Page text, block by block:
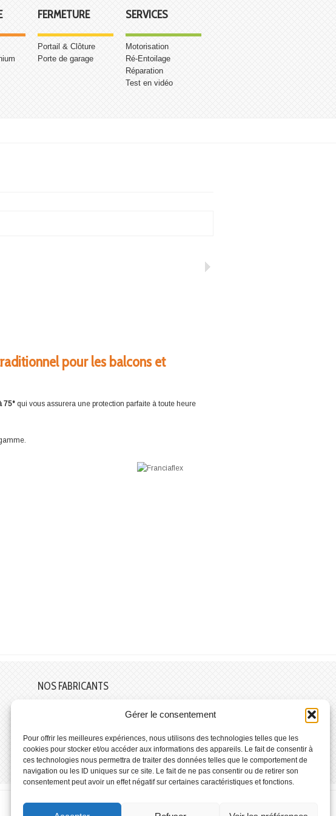
Gérer le consentement
Pour offrir les meilleures expériences, nous utilisons des technologies telles que les
cookies pour stocker et/ou accéder aux informations des appareils. Le fait de consentir à
ces technologies nous permettra de traiter des données telles que le comportement de
navigation ou les ID uniques sur ce site. Le fait de ne pas consentir ou de retirer son
consentement peut avoir un effet négatif sur certaines caractéristiques et fonctions.
FERMETURE
Portail & Clôture
Porte de garage
SERVICES
Motorisation
Ré-Entoilage
Réparation
Test en vidéo
pour les balcons et
75°qui vous assurera une protection parfaite à toute heure
NOS FABRICANTS